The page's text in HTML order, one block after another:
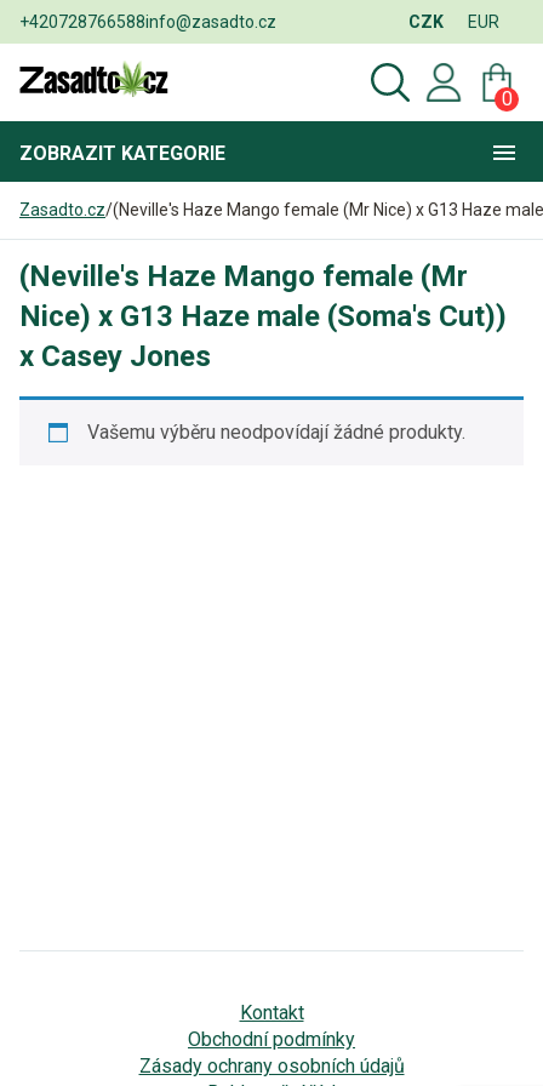
+420728766588info@zasadto.cz CZK EUR
0
ZOBRAZIT KATEGORIE
Zasadto.cz/(Neville's Haze Mango female (Mr Nice) x G13 Haze
(Neville's Haze Mango female (Mr
Nice) x G13 Haze male (Soma's Cut))
x Casey Jones
Vašemu výběru neodpovídají žádné produkty.
Kontakt
Obchodní podmínky
Zásady ochrany osobních údajů